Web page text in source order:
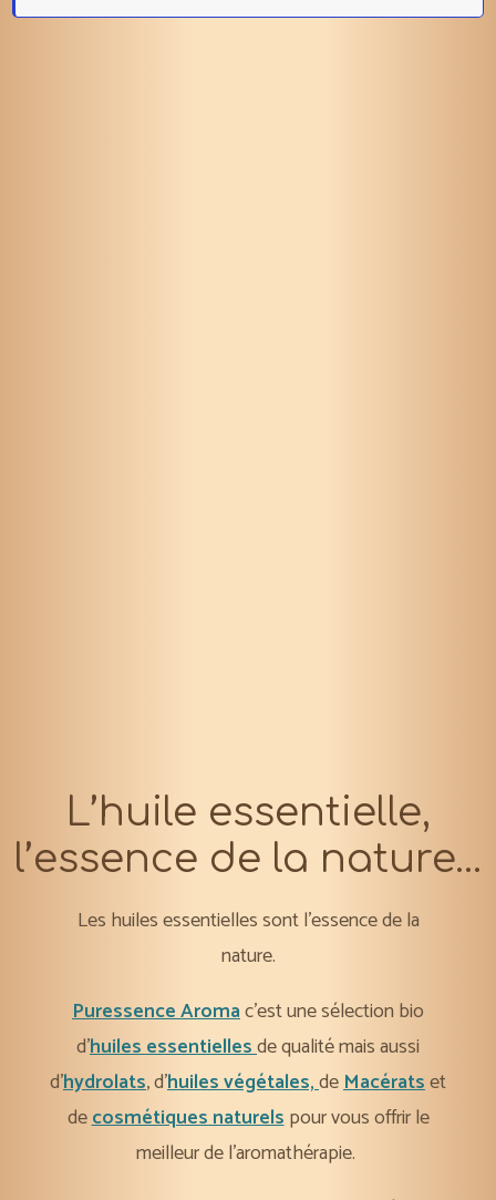
L’huile essentielle,
l’essence de la nature…
Les huiles essentielles sont l’essence de la
nature.
Puressence Aromac’est une sélection bio
d’huiles essentiellesde qualité mais aussi
d’hydrolats, d’huiles végétales,deMacératset
decosmétiques naturelspour vous offrir le
meilleur de l’aromathérapie.